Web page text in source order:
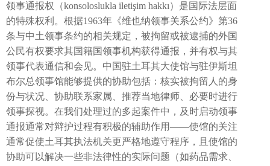
领事通报权（konsoloslukla iletişim hakkı）是国际法层面
的特殊权利。根据1963年《维也纳领事关系公约》第36
条与中土领事条约的相关规定，被拘留或被逮捕的外国
公民有权要求其国籍国领事机构获得通报，并有权与其
领事代表通信和会见。中国驻土耳其大使馆与驻伊斯坦
布尔总领事馆能够提供的协助包括：核实被拘留人的身
份与状况、协助联系家属、推荐当地律师、必要时进行
领事探视。在我们处理过的多起案件中，及时启动领事
通报通常对辩护过程有积极的辅助作用——使馆的关注
通常促使土耳其执法机关更严格地遵守程序，且使馆的
协助可以解决一些非法律性的实际问题（如药品需求、